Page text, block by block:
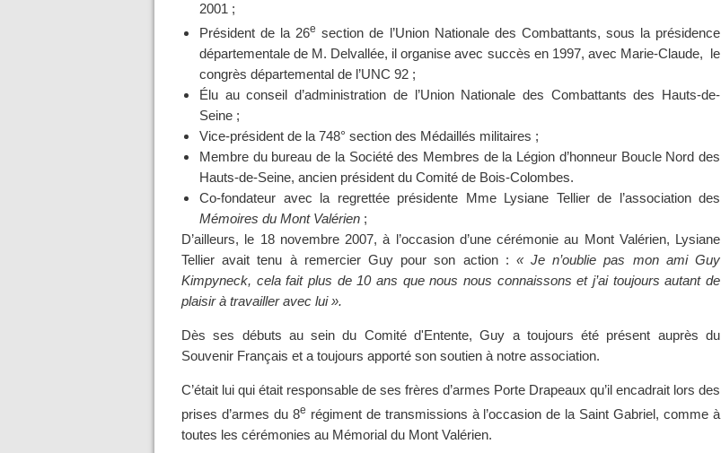
2001 ;
Président de la 26e section de l’Union Nationale des Combattants, sous la présidence
départementale de M. Delvallée, il organise avec succès en 1997, avec Marie-Claude, le
congrès départemental de l’UNC 92 ;
Élu au conseil d’administration de l’Union Nationale des Combattants des Hauts-de-
Seine ;
Vice-président de la 748° section des Médaillés militaires ;
Membre du bureau de la Société des Membres de la Légion d’honneur Boucle Nord des
Hauts-de-Seine, ancien président du Comité de Bois-Colombes.
Co-fondateur avec la regrettée présidente Mme Lysiane Tellier de l’association des
Mémoires du Mont Valérien ;
D’ailleurs, le 18 novembre 2007, à l’occasion d’une cérémonie au Mont Valérien, Lysiane
Tellier avait tenu à remercier Guy pour son action : « Je n’oublie pas mon ami Guy
Kimpyneck, cela fait plus de 10 ans que nous nous connaissons et j’ai toujours autant de
plaisir à travailler avec lui ».
Dès ses débuts au sein du Comité d'Entente, Guy a toujours été présent auprès du
Souvenir Français et a toujours apporté son soutien à notre association.
C’était lui qui était responsable de ses frères d’armes Porte Drapeaux qu’il encadrait lors des
prises d’armes du 8e régiment de transmissions à l’occasion de la Saint Gabriel, comme à
toutes les cérémonies au Mémorial du Mont Valérien.